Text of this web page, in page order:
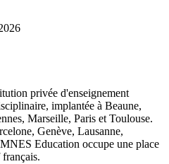
privée d'enseignement
implantée à Beaune,
Marseille, Paris et Toulouse.
Genève, Lausanne,
Education occupe une place